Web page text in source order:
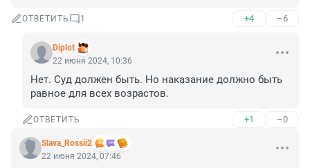
ОТВЕТИТЬ 1 +4 –6
Diplot
22 июня 2024, 10:36
Нет. Суд должен быть. Но наказание должно быть
равное для всех возрастов.
ОТВЕТИТЬ +1 –0
Slava_Rossii2
22 июня 2024, 07:46